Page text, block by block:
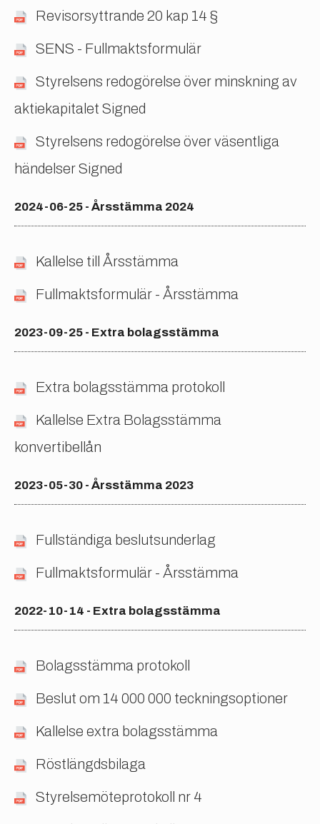
Revisorsyttrande 20 kap 14 §
SENS - Fullmaktsformulär
Styrelsens redogörelse över minskning av
aktiekapitalet Signed
Styrelsens redogörelse över väsentliga
händelser Signed
2024-06-25 - Årsstämma 2024
Kallelse till Årsstämma
Fullmaktsformulär - Årsstämma
2023-09-25 - Extra bolagsstämma
Extra bolagsstämma protokoll
Kallelse Extra Bolagsstämma
konvertibellån
2023-05-30 - Årsstämma 2023
Fullständiga beslutsunderlag
Fullmaktsformulär - Årsstämma
2022-10-14 - Extra bolagsstämma
Bolagsstämma protokoll
Beslut om 14 000 000 teckningsoptioner
Kallelse extra bolagsstämma
Röstlängdsbilaga
Styrelsemöteprotokoll nr 4